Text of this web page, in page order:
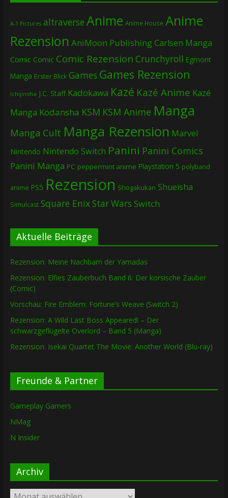
A-1 Pictures altraverse Anime Anime House Anime
Rezension AniMoon PublishingCarlsen Manga
Comic Comic Comic Rezension Crunchyroll Egmont
Manga Erster Blick Games Games Rezension
Ichijinsha J.C. Staff Kadokawa Kazé Kazé Anime Kazé
Manga Kodansha KSM KSM Anime Manga
Manga Cult Manga Rezension Marvel
Nintendo Nintendo Switch Panini Panini Comics
Panini Manga PC peppermint anime Playstation 5 polyband
anime PS5 Rezension Shogakukan Shueisha
Simulcast Square EnixStar Wars Switch
Aktuelle Beiträge
Rezension: Meine Nachbarn der Yamadas
Rezension: Elfies Zauberbuch Band 6: Der korsische Zauber
(Comic)
Vorschau: Fire Emblem: Fortune’s Weave (Switch 2)
Rezension: A Wild Last Boss Appeared! – Der
schwarzgeflügelte Overlord – Band 5 (Manga)
Rezension: Isekai Quartet The Movie: Another World (Blu-ray)
Freunde & Partner
Gameplay Gamers
NMag
N Insider
Archiv
Archiv